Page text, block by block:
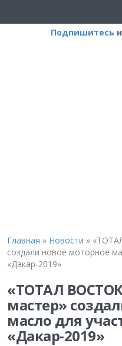
Подпишитесь
Главная » Новости »
создали новое моторное
«Дакар-2019»
«ТОТАЛ
мастер»
масло для
«Дакар-2019»